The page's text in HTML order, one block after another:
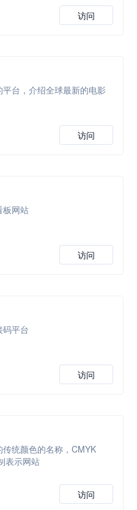
访问
台，介绍全球最新的电影
访问
板网站
访问
码平台
访问
统颜色的名称，CMYK
表示网站
访问